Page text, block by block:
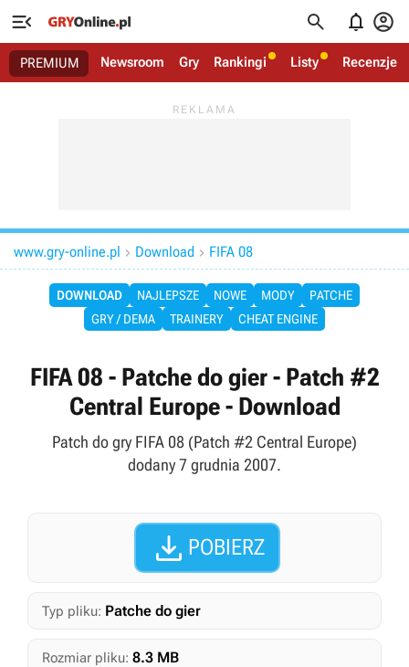
   
PREMIUM Newsroom Gry Rankingi Listy Recenzje
www.gry-online.pl  Download  FIFA 08
DOWNLOAD NAJLEPSZE NOWE MODY
PATCHE
GRY / DEMA
TRAINERY CHEAT ENGINE
FIFA 08 - Patche do gier - Patch #2
Central Europe - Download
Patch do gry FIFA 08 (Patch #2 Central Europe)
dodany 7 grudnia 2007.
 POBIERZ
Typ pliku: Patche do gier
Rozmiar pliku: 8.3 MB